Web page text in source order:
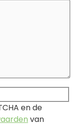
en de
van